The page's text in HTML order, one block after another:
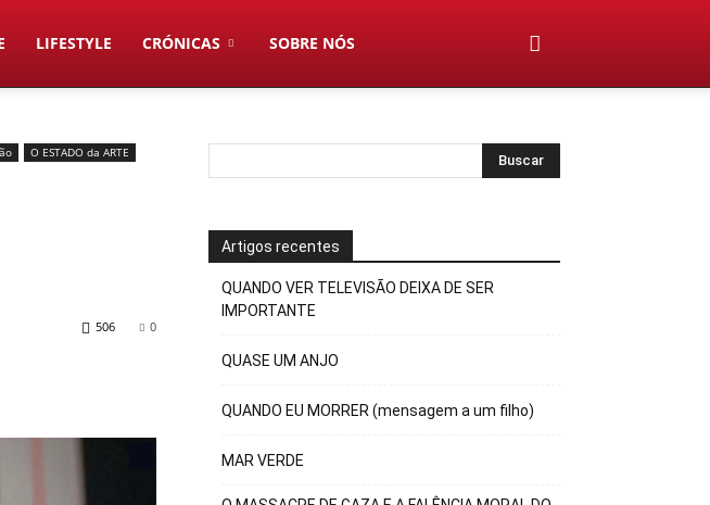
LIFESTYLE CRÓNICAS SOBRE NÓS
O ESTADO da ARTE
0
506
Artigos recentes
QUANDO VER TELEVISÃO DEIXA DE SER
IMPORTANTE
QUASE UM ANJO
QUANDO EU MORRER (mensagem a um filho)
MAR VERDE